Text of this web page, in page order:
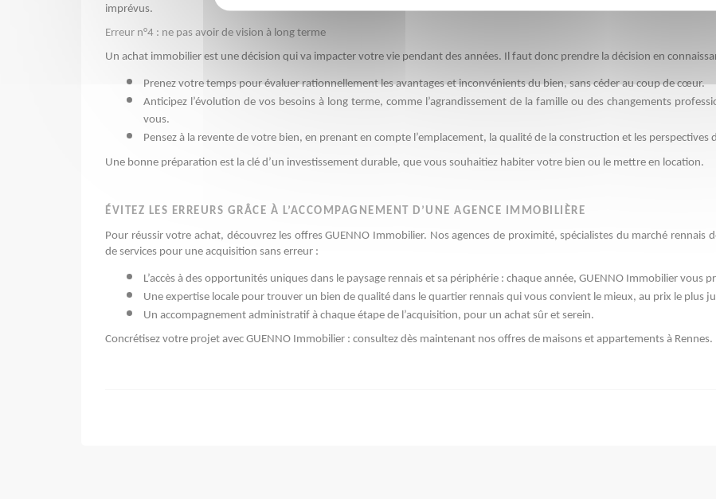
imprévus.
Erreur n°4 : ne pas avoir de vision à long terme
Un achat immobilier est une décision qui va impacter votre vie pendant des années. Il faut donc prendre la décision en
Prenez votre temps pour évaluer rationnellement les avantages et inconvénients du bien, sans céder au coup de cœur.
Anticipez l’évolution de vos besoins à long terme, comme l’agrandissement de la famille ou des changements
vous.
Pensez à la revente de votre bien, en prenant en compte l’emplacement, la qualité de la construction et les
Une bonne préparation est la clé d’un investissement durable, que vous souhaitiez habiter votre bien ou le mettre en location.
ÉVITEZ LES ERREURS GRÂCE À L’ACCOMPAGNEMENT D’UNE AGENCE IMMOBILIÈRE
Pour réussir votre achat, découvrez les offres GUENNO Immobilier. Nos agences de proximité, spécialistes du marché
de services pour une acquisition sans erreur :
L’accès à des opportunités uniques dans le paysage rennais et sa périphérie : chaque année, GUENNO Immobilier vous
Une expertise locale pour trouver un bien de qualité dans le quartier rennais qui vous convient le mieux, au prix le plus
Un accompagnement administratif à chaque étape de l’acquisition, pour un achat sûr et serein.
Concrétisez votre projet avec GUENNO Immobilier : consultez dès maintenant nos offres de maisons et appartements à Rennes.